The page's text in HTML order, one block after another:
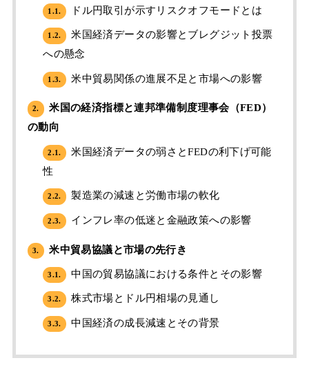
1.1. ドル円取引が示すリスクオフモードとは
1.2.
米国経済データの影響とブレグジット投票
への懸念
1.3. 米中貿易関係の進展不足と市場への影響
2.
米国の経済指標と連邦準備制度理事会（FED）
の動向
2.1.
米国経済データの弱さとFEDの利下げ可能
性
2.2. 製造業の減速と労働市場の軟化
2.3. インフレ率の低迷と金融政策への影響
3. 米中貿易協議と市場の先行き
3.1. 中国の貿易協議における条件とその影響
3.2. 株式市場とドル円相場の見通し
3.3. 中国経済の成長減速とその背景